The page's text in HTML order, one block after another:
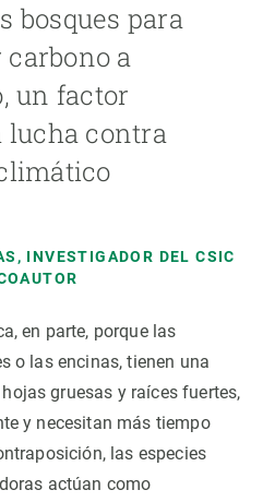
bosques para
a
un factor
lucha contra
INVESTIGADOR DEL CSIC
en parte, porque las
o las encinas, tienen una
gruesas y raíces fuertes,
y necesitan más tiempo
las especies
actúan como